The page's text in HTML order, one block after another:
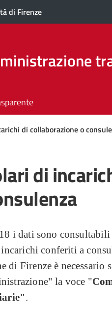
di Firenze
di collaborazione o
di
i dati sono consultabili
conferiti a
di Firenze è necessario
la voce "
.